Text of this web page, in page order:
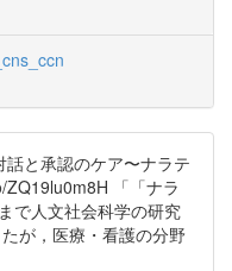
と承認のケア〜ナラテ
「「ナラ
で人文社会科学の研究
が，医療・看護の分野